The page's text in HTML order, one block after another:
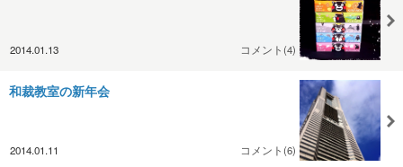
2014.01.13 コメント(4)
和裁教室の新年会
2014.01.11 コメント(6)